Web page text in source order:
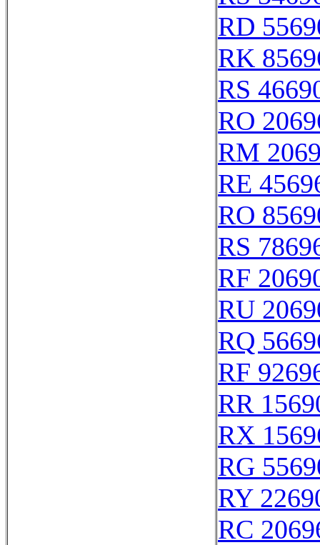
RD
RK
RS
RO
RM
RE
RO
RS
RF
RU
RQ
RF
RR
RX
RG
RY
RC